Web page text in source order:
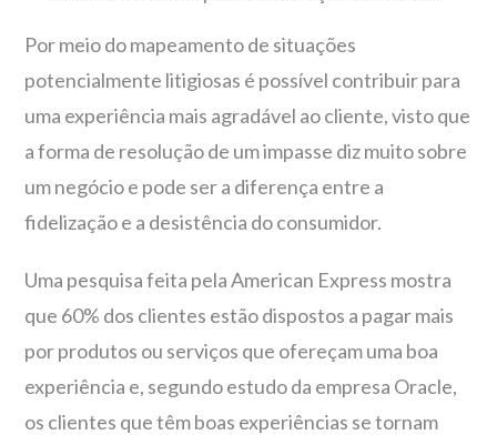
Por meio do mapeamento de situações
potencialmente litigiosas é possível contribuir para
uma experiência mais agradável ao cliente, visto que
a forma de resolução de um impasse diz muito sobre
um negócio e pode ser a diferença entre a
fidelização e a desistência do consumidor.
Uma pesquisa feita pela American Express mostra
que 60% dos clientes estão dispostos a pagar mais
por produtos ou serviços que ofereçam uma boa
experiência e, segundo estudo da empresa Oracle,
os clientes que têm boas experiências se tornam